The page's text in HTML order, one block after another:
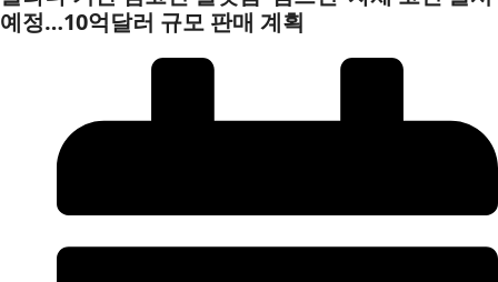
예정…10억달러 규모 판매 계획